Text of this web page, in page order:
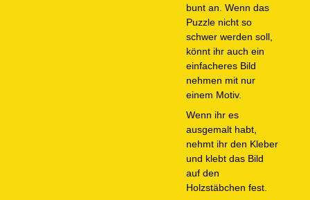
bunt an. Wenn das
Puzzle nicht so
schwer werden soll,
könnt ihr auch ein
einfacheres Bild
nehmen mit nur
einem Motiv.
Wenn ihr es
ausgemalt habt,
nehmt ihr den Kleber
und klebt das Bild
auf den
Holzstäbchen fest.